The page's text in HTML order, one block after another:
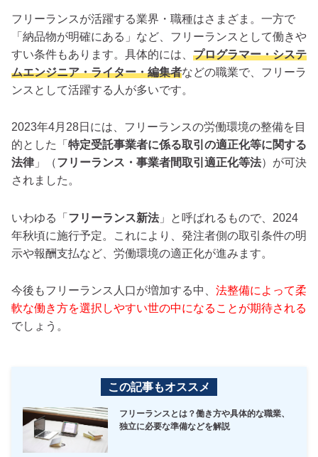
フリーランスが活躍する業界・職種はさまざま。一方で
「納品物が明確にある」など、フリーランスとして働きや
すい条件もあります。具体的には、 プログラマー・システ
ムエンジニア・ライター・編集者などの職業で、フリーラ
ンスとして活躍する人が多いです。
2023年4月28日には、フリーランスの労働環境の整備を目
的とした「 特定受託事業者に係る取引の適正化等に関する
法律」（フリーランス・事業者間取引適正化等法）が可決
されました。
いわゆる「 フリーランス新法」と呼ばれるもので、2024
年秋頃に施行予定。これにより、発注者側の取引条件の明
示や報酬支払など、労働環境の適正化が進みます。
今後もフリーランス人口が増加する中、 法整備によって柔
軟な働き方を選択しやすい世の中になることが期待される
でしょう。
この記事もオススメ
フリーランスとは？働き方や具体的な職業、
独立に必要な準備などを解説